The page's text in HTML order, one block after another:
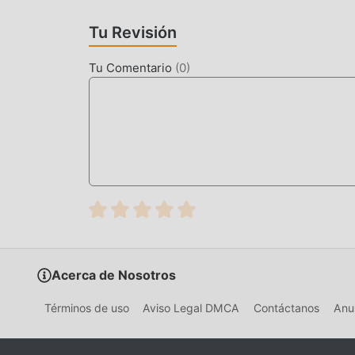
MODIFICACIÓN ÚNICA
a concentrarse en disfrutar la alegría del juego
DESCARGAR AHORA
Simplemente haz clic en el botón de
la versión de mod gratuita Lanota 2.23.1 en el
Tu Revisión
Tu Comentario (0)
Acerca de Nosotros
Términos de uso Aviso Legal DMCA Contáctanos